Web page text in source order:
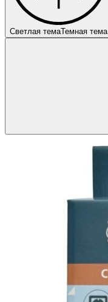
Светлая темаТемная тема